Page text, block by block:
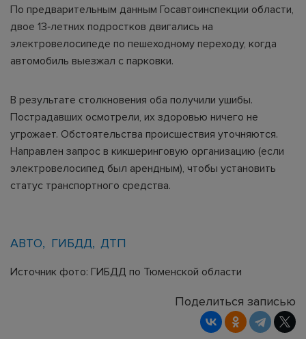
По предварительным данным Госавтоинспекции области,
двое 13‑летних подростков двигались на
электровелосипеде по пешеходному переходу, когда
автомобиль выезжал с парковки.
В результате столкновения оба получили ушибы.
Пострадавших осмотрели, их здоровью ничего не
угрожает. Обстоятельства происшествия уточняются.
Направлен запрос в кикшеринговую организацию (если
электровелосипед был арендным), чтобы установить
статус транспортного средства.
АВТО ГИБДД ДТП
Источник фото: ГИБДД по Тюменской области
Поделиться записью